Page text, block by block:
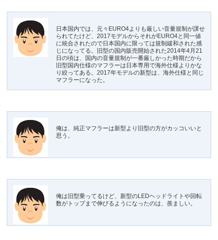
日本国内では、元々EURO4よりも厳しい音量規制が課せ
られてたけど、2017モデルからそれがEURO4と同一値
に統合されたので日本国内に限っては規制緩和された感
じになってる。旧型の国内販売開始された2014年4月21
日の頃は、国内の音量規制が一番厳しかった時期だから
旧型国内仕様のマフラーは日本専用で海外仕様よりかな
り絞ってある。2017年モデルの新型は、海外仕様と同じ
マフラーになった。
俺は、純正マフラーは新型より旧型の方がカッコいいと
思う。
俺は旧型乗ってるけど、新型のLEDヘッドライトや回転
数がトップまで伸びるようになったのは、羨ましい。